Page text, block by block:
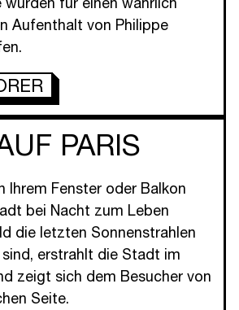
Aufenthalt von Philippe
PARIS
Ihrem Fenster oder Balkon
bei Nacht zum Leben
die letzten Sonnenstrahlen
erstrahlt die Stadt im
zeigt sich dem Besucher von
Seite.